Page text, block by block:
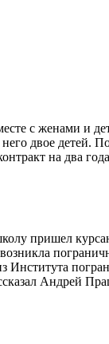
с женами и
двое детей.
на два
пришел
Андрей